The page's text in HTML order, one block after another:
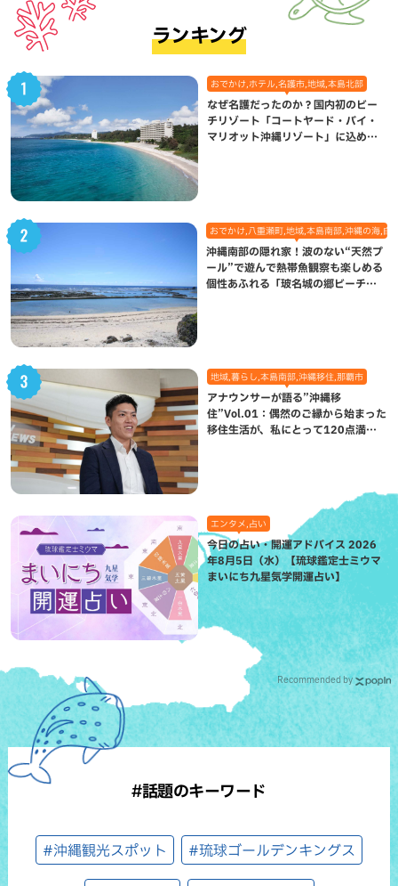
ランキング
おでかけ,ホテル,名護市,地域,本島北部
なぜ名護だったのか？国内初のビー
チリゾート「コートヤード・バイ・
マリオット沖縄リゾート」に込めら
おでかけ,八重瀬町,地域,本島南部,沖縄の海,自
沖縄南部の隠れ家！波のない“天然プ
ール”で遊んで熱帯魚観察も楽しめる
個性あふれる「玻名城の郷ビーチ」
地域,暮らし,本島南部,沖縄移住,那覇市
アナウンサーが語る”沖縄移
住”Vol.01：偶然のご縁から始まった
移住生活が、私にとって120点満点
エンタメ,占い
今日の占い・開運アドバイス 2026
年8月5日（水）【琉球鑑定士ミウマ
まいにち九星気学開運占い】
Recommended by
#話題のキーワード
#沖縄観光スポット #琉球ゴールデンキングス